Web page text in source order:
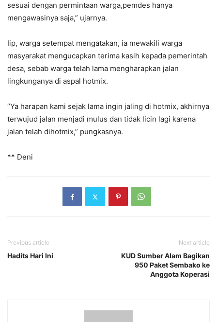
sesuai dengan permintaan warga,pemdes hanya
mengawasinya saja,” ujarnya.
Iip, warga setempat mengatakan, ia mewakili warga
masyarakat mengucapkan terima kasih kepada pemerintah
desa, sebab warga telah lama mengharapkan jalan
lingkunganya di aspal hotmix.
“Ya harapan kami sejak lama ingin jaling di hotmix, akhirnya
terwujud jalan menjadi mulus dan tidak licin lagi karena
jalan telah dihotmix,” pungkasnya.
** Deni
Previous article
Hadits Hari Ini
Next article
KUD Sumber Alam Bagikan
950 Paket Sembako ke
Anggota Koperasi